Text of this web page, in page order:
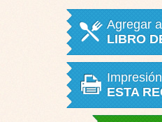
Agregar
LIBRO
Impresión
ESTA